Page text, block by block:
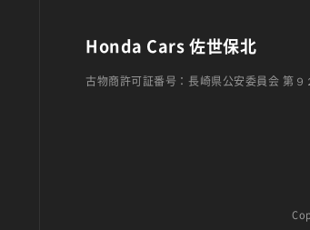
Honda Cars 佐世保北
古物商許可証番号：長崎県公安委員会 第